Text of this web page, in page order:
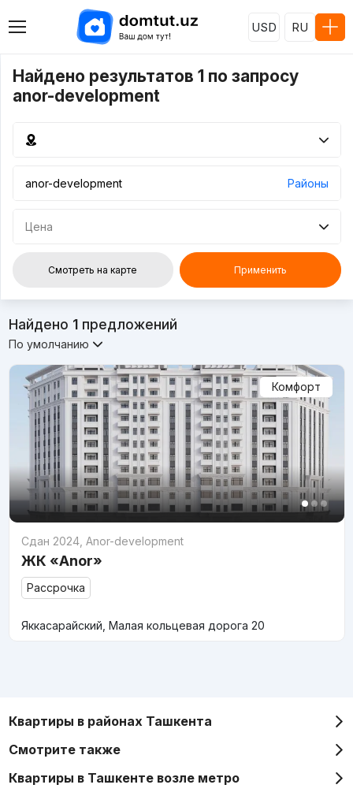
USD RU
Найдено результатов 1 по запросу
anor-development
Районы
Цена
Смотреть на карте Применить
Найдено 1предложений
По умолчанию
Комфорт
Сдан 2024, Anor-development
ЖК «Anor»
Рассрочка
Яккасарайский, Малая кольцевая дорога 20
Квартиры в районах Ташкента
Смотрите также
Квартиры в Ташкенте возле метро